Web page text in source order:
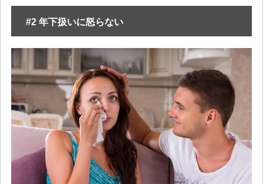
#2 年下扱いに怒らない